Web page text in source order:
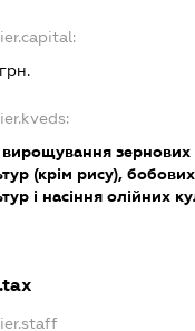
зернових
(крім рису), бобових
і насіння олійних